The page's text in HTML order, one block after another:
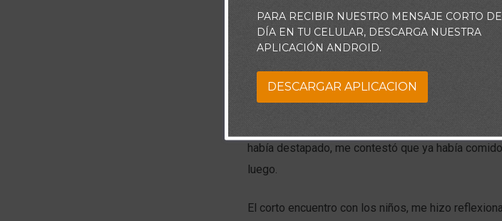
Piensa:
Hace unos días llegando del trabajo vi en la
hermanos de la pareja que vive en el apto
caramelo y observé con atención la reacción de
había destapado, me contestó que ya había
luego.
El corto encuentro con los niños, me hizo
PARA RECIBIR NUESTRO MENSAJE CORTO
DÍA EN TU CELULAR, DESCARGA NUESTRA
APLICACIÓN ANDROID.
DESCARGAR APLICACION